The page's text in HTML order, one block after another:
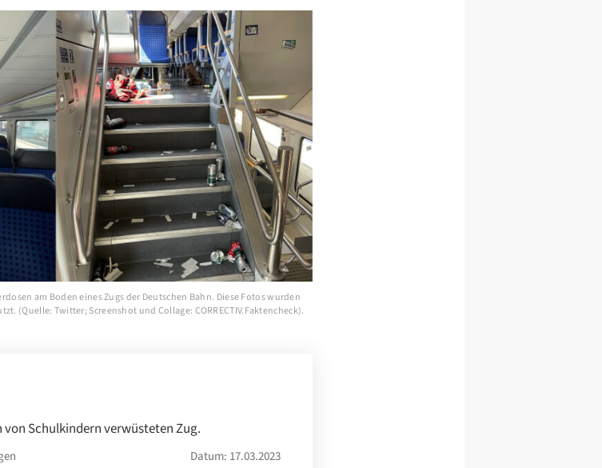
am Boden eines Zugs der Deutschen Bahn. Diese Fotos wurden
(Quelle: Twitter; Screenshot und Collage: CORRECTIV.Faktencheck).
Schulkindern verwüsteten Zug.
Datum: 17.03.2023